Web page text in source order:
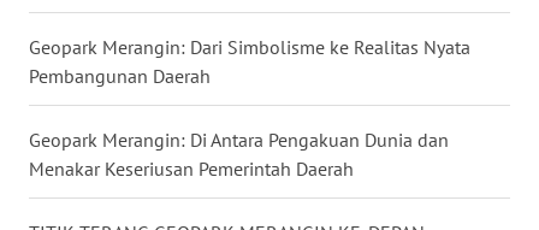
Geopark Merangin: Dari Simbolisme ke Realitas Nyata
Pembangunan Daerah
Geopark Merangin: Di Antara Pengakuan Dunia dan
Menakar Keseriusan Pemerintah Daerah
WN
JAMBI
WN
SULTRA